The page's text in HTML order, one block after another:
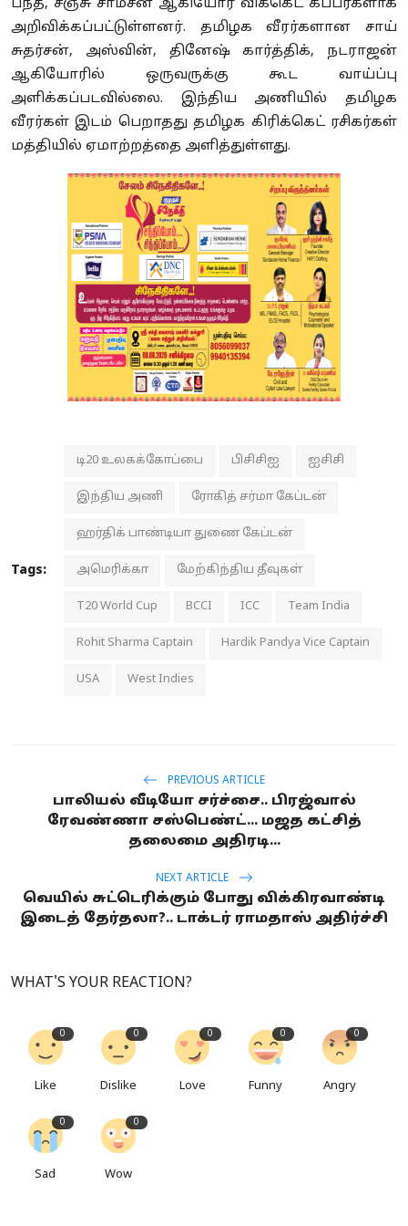
பந்த், சஞ்சு சாம்சன் ஆகியோர் விக்கெட் கீப்பர்களாக
அறிவிக்கப்பட்டுள்ளனர். தமிழக வீரர்களான சாய்
சுதர்சன், அஸ்வின், தினேஷ் கார்த்திக், நடராஜன்
ஆகியோரில் ஒருவருக்கு கூட வாய்ப்பு
அளிக்கப்படவில்லை. இந்திய அணியில் தமிழக
வீரர்கள் இடம் பெறாதது தமிழக கிரிக்கெட் ரசிகர்கள்
மத்தியில் ஏமாற்றத்தை அளித்துள்ளது.
Tags:
டி20 உலகக்கோப்பை பிசிசிஐ ஐசிசி
இந்திய அணி ரோகித் சர்மா கேப்டன்
ஹர்திக் பாண்டியா துணை கேப்டன்
அமெரிக்கா மேற்கிந்திய தீவுகள்
T20 World Cup BCCI ICC Team India
Rohit Sharma Captain Hardik Pandya Vice Captain
USA West Indies
PREVIOUS ARTICLE
பாலியல் வீடியோ சர்ச்சை.. பிரஜ்வால்
ரேவண்ணா சஸ்பெண்ட்... மஜத கட்சித்
தலைமை அதிரடி...
NEXT ARTICLE
வெயில் சுட்டெரிக்கும் போது விக்கிரவாண்டி
இடைத் தேர்தலா?.. டாக்டர் ராமதாஸ் அதிர்ச்சி
WHAT'S YOUR REACTION?
0
Like
0
Dislike
0
Love
0
Funny
0
Angry
0
Sad
0
Wow